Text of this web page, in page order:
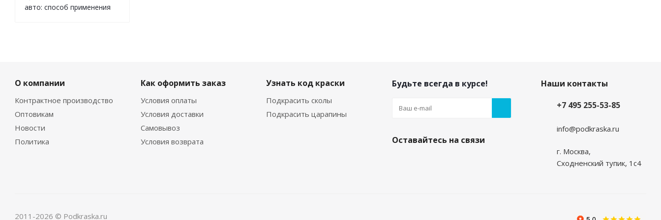
авто: способ применения
О компании
Контрактное производство
Оптовикам
Новости
Политика
Как оформить заказ
Условия оплаты
Условия доставки
Самовывоз
Условия возврата
Узнать код краски
Подкрасить сколы
Подкрасить царапины
Будьте всегда в курсе!
Оставайтесь на связи
Наши контакты
+7 495 255-53-85
info@podkraska.ru
г. Москва,
Сходненский тупик, 1с4
2011-2026 © Podkraska.ru